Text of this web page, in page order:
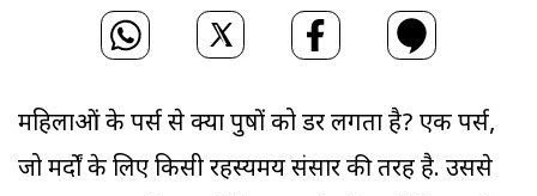
महिलाओं के पर्स से क्या पुरुषों को डर लगता है? एक पर्स,
जो मर्दों के लिए किसी रहस्यमय संसार की तरह है. उससे